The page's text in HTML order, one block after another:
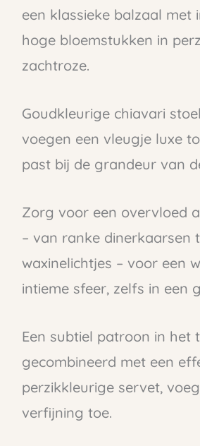
een klassieke balzaal met
hoge bloemstukken in
zachtroze.
Goudkleurige chiavari
voegen een vleugje luxe
past bij de grandeur van
Zorg voor een overvloed
– van ranke dinerkaarsen
waxinelichtjes – voor een
intieme sfeer, zelfs in een
Een subtiel patroon in het
gecombineerd met een
perzikkleurige servet,
verfijning toe.